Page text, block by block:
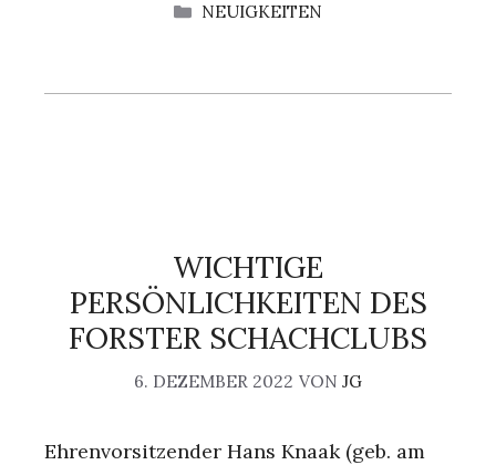
KATEGORIEN
NEUIGKEITEN
WICHTIGE
PERSÖNLICHKEITEN DES
FORSTER SCHACHCLUBS
6. DEZEMBER 2022 VON JG
Ehrenvorsitzender Hans Knaak (geb. am